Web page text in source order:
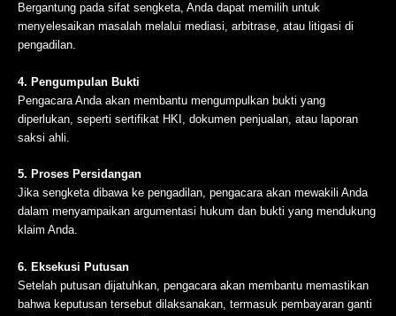
Bergantung pada sifat sengketa, Anda dapat memilih untuk
menyelesaikan masalah melalui mediasi, arbitrase, atau litigasi di
pengadilan.
4. Pengumpulan Bukti
Pengacara Anda akan membantu mengumpulkan bukti yang
diperlukan, seperti sertifikat HKI, dokumen penjualan, atau laporan
saksi ahli.
5. Proses Persidangan
Jika sengketa dibawa ke pengadilan, pengacara akan mewakili Anda
dalam menyampaikan argumentasi hukum dan bukti yang mendukung
klaim Anda.
6. Eksekusi Putusan
Setelah putusan dijatuhkan, pengacara akan membantu memastikan
bahwa keputusan tersebut dilaksanakan, termasuk pembayaran ganti